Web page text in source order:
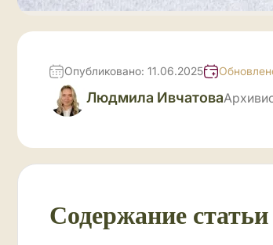
Опубликовано: 11.06.2025
Людмила Ивчатова
Содержание статьи